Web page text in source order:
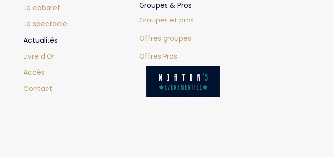
Le cabaret
Le spectacle
Actualités
Livre d’Or
Accès
Contact
Groupes & Pros
Groupes et pros
Offres groupes
Offres Pros